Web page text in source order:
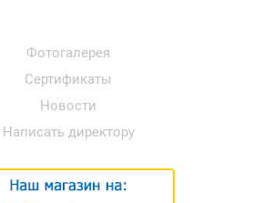
Фотогалерея
Сертификаты
Новости
Написать директору